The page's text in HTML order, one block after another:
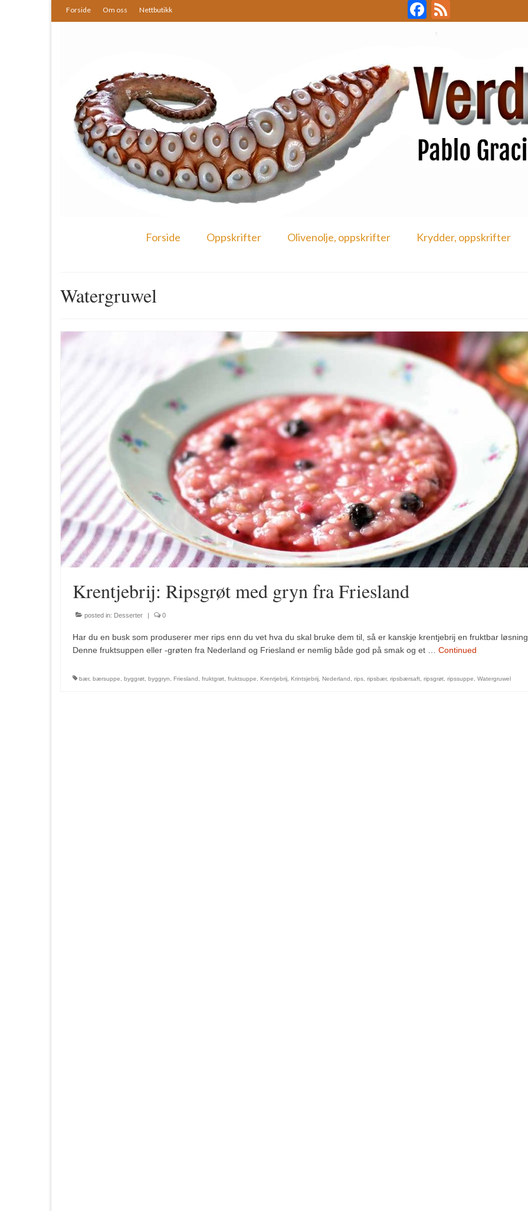
Forside Om oss Nettbutikk Facebook
Forside Oppskrifter Olivenolje, oppskrifter Krydder, oppskrifter
Watergruwel
Krentjebrij: Ripsgrøt med gryn fra Friesland
posted in: Desserter | 0
Har du en busk som produserer mer rips enn du vet hva du skal bruke dem til, så er kanskje krentjebrij en fruktbar løsning.
Denne fruktsuppen eller -grøten fra Nederland og Friesland er nemlig både god på smak og et … Continued
bær, bærsuppe byggrøt byggryn Friesland fruktgrøt fruktsuppe Krentjebrij Krintsjebrij Nederland rips ripsbær, ripsbærsaft ripsgrøt ripssuppe Watergruwel